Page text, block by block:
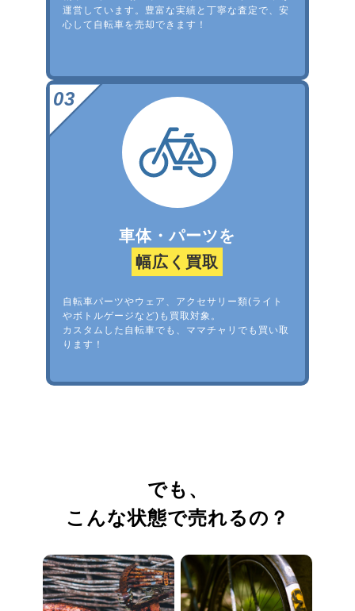
運営しています。豊富な実績と丁寧な査定で、安
心して自転車を売却できます！
車体・パーツを
幅広く買取
自転車パーツやウェア、アクセサリー類(ライト
やボトルゲージなど)も買取対象。
カスタムした自転車でも、ママチャリでも買い取
ります！
でも、
こんな状態で売れるの？